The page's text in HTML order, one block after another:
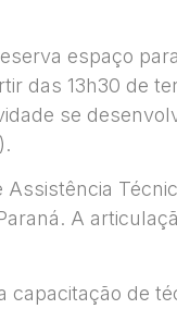
espaço
das 13h30 de
se
A
de